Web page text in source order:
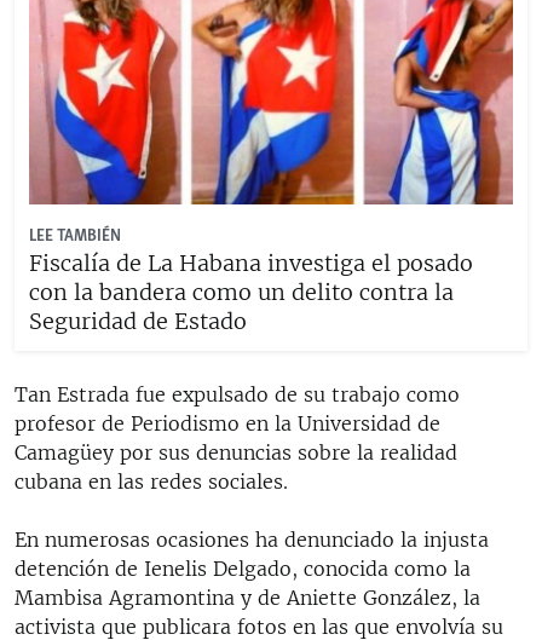
LEE TAMBIÉN
Fiscalía de La Habana investiga el posado
con la bandera como un delito contra la
Seguridad de Estado
Tan Estrada fue expulsado de su trabajo como
profesor de Periodismo en la Universidad de
Camagüey por sus denuncias sobre la realidad
cubana en las redes sociales.
En numerosas ocasiones ha denunciado la injusta
detención de Ienelis Delgado, conocida como la
Mambisa Agramontina y de Aniette González, la
activista que publicara fotos en las que envolvía su